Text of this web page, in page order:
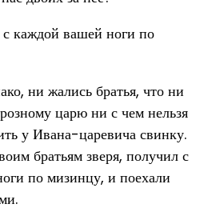
каждой вашей ноги по
ни жались братья, что ни
царю ни с чем нельзя
у Ивана-царевича свинку.
братьям зверя, получил с
по мизинцу, и поехали